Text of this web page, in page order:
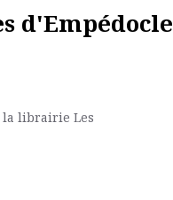
d'Empédocle
la librairie Les